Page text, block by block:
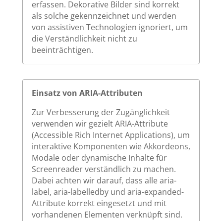
erfassen. Dekorative Bilder sind korrekt
als solche gekennzeichnet und werden
von assistiven Technologien ignoriert, um
die Verständlichkeit nicht zu
beeinträchtigen.
Einsatz von ARIA-Attributen
Zur Verbesserung der Zugänglichkeit
verwenden wir gezielt ARIA-Attribute
(Accessible Rich Internet Applications), um
interaktive Komponenten wie Akkordeons,
Modale oder dynamische Inhalte für
Screenreader verständlich zu machen.
Dabei achten wir darauf, dass alle aria-
label, aria-labelledby und aria-expanded-
Attribute korrekt eingesetzt und mit
vorhandenen Elementen verknüpft sind.